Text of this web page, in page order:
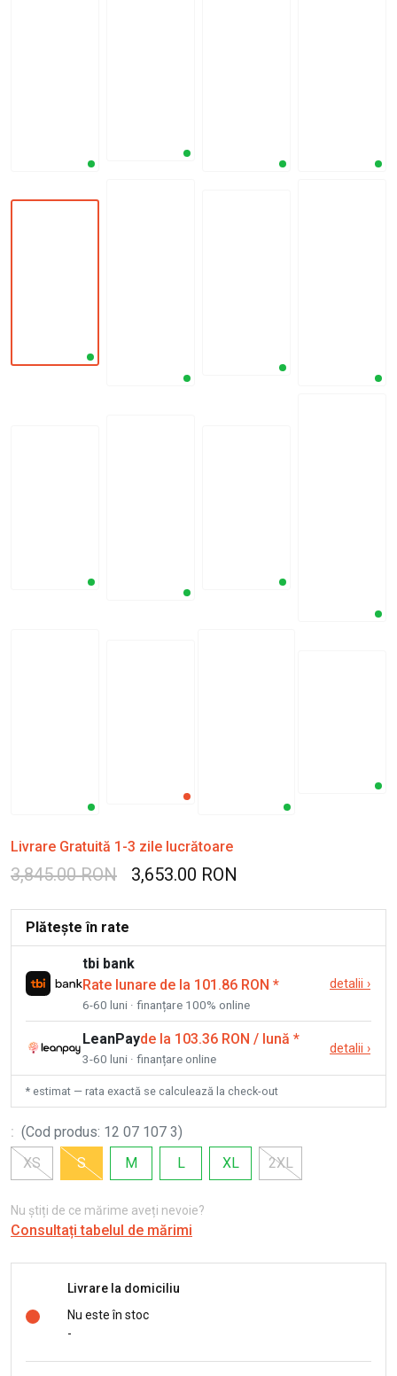
Livrare Gratuită 1-3 zile lucrătoare
3,845.00 RON 3,653.00 RON
Plătește în rate
tbi bank
Rate lunare de la 101.86 RON *
6-60 luni · finanțare 100% online
detalii ›
LeanPayde la 103.36 RON / lună *
3-60 luni · finanțare online
detalii ›
* estimat — rata exactă se calculează la check-out
: (Cod produs: 12 07 107 3)
XS
S M L XL 2XL
Nu știți de ce mărime aveți nevoie?
Consultați tabelul de mărimi
Livrare la domiciliu
Nu este în stoc
-